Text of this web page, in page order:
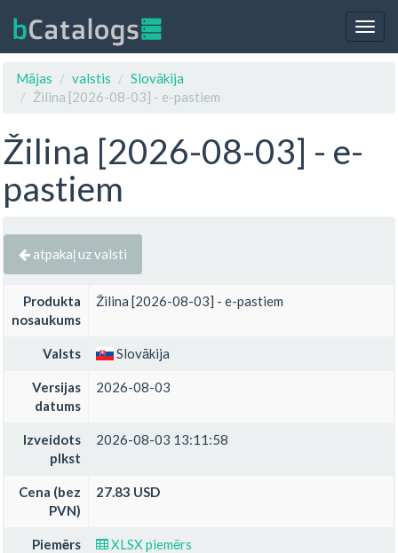
Mājas
valstis
Slovākija
Žilina [2026-08-03] - e-pastiem
Žilina [2026-08-03] - e-
pastiem
atpakaļ uz valsti
Produkta
nosaukums
Žilina [2026-08-03] - e-pastiem
Valsts Slovākija
Versijas
datums
2026-08-03
Izveidots
plkst
2026-08-03 13:11:58
Cena (bez
PVN)
27.83 USD
Piemērs XLSX piemērs